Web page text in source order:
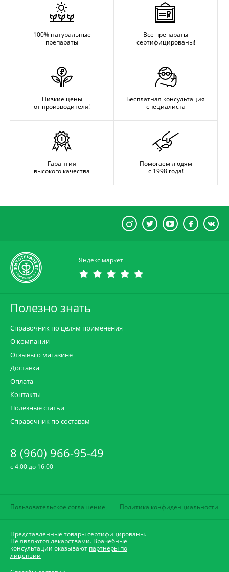
100% натуральные
препараты
Все препараты
сертифицированы!
Низкие цены
от производителя!
Бесплатная консультация
специалиста
Гарантия
высокого качества
Помогаем людям
с 1998 года!
Яндекс маркет
Полезно знать
Справочник по целям применения
О компании
Отзывы о магазине
Доставка
Оплата
Контакты
Полезные статьи
Справочник по составам
8 (960) 966-95-49
c 4:00 до 16:00
Пользовательское соглашение Политика конфиденциальности
Представленные товары сертифицированы.
Не являются лекарствами. Врачебные
консультации оказывают партнёры по
лицензии